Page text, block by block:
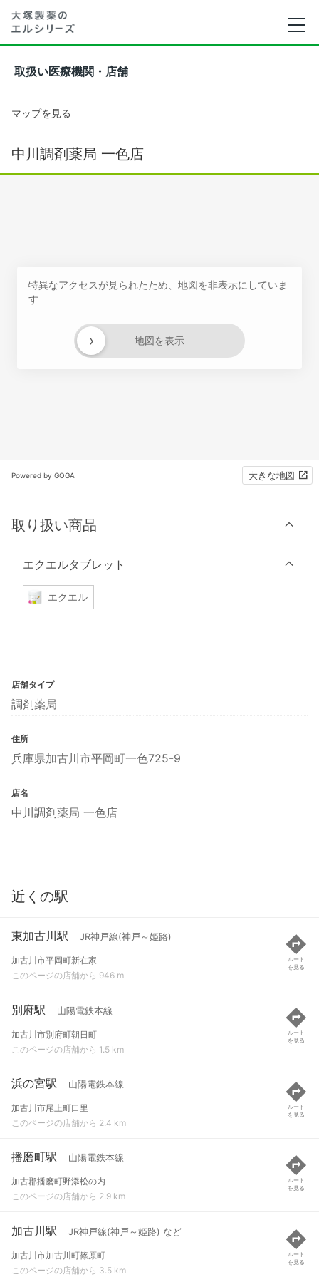
取扱い医療機関・店舗
マップを見る
中川調剤薬局 一色店
特異なアクセスが見られたため、地図を非表示にしていま
す
地図を表示
›
Powered by GOGA 大きな地図
取り扱い商品
エクエルタブレット
エクエル
店舗タイプ
調剤薬局
住所
兵庫県加古川市平岡町一色725-9
店名
中川調剤薬局 一色店
近くの駅
東加古川駅 JR神戸線(神戸～姫路)
加古川市平岡町新在家
このページの店舗から 946 m
ルート
を見る
別府駅 山陽電鉄本線
加古川市別府町朝日町
このページの店舗から 1.5 km
ルート
を見る
浜の宮駅 山陽電鉄本線
加古川市尾上町口里
このページの店舗から 2.4 km
ルート
を見る
播磨町駅 山陽電鉄本線
加古郡播磨町野添松の内
このページの店舗から 2.9 km
ルート
を見る
加古川駅 JR神戸線(神戸～姫路) など
加古川市加古川町篠原町
このページの店舗から 3.5 km
ルート
を見る